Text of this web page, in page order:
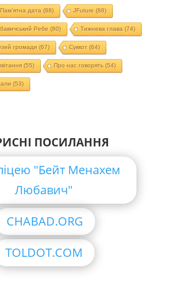
Пам'ятна дата (88) JFuture (88)
Ребе (80) Тижнева глава (74)
громади (67) Суккот (64)
(55) Про нас говорять(54)
(53)
ПОСИЛАННЯ
"Бейт Менахем
Любавич"
CHABAD.ORG
TOLDOT.COM